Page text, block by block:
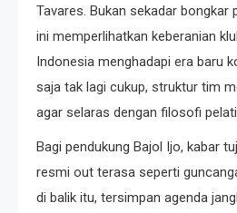
Tavares. Bukan sekadar bongkar
ini memperlihatkan keberanian
Indonesia menghadapi era baru
saja tak lagi cukup, struktur tim
agar selaras dengan filosofi
Bagi pendukung Bajol Ijo, kabar
resmi out terasa seperti
di balik itu, tersimpan agenda